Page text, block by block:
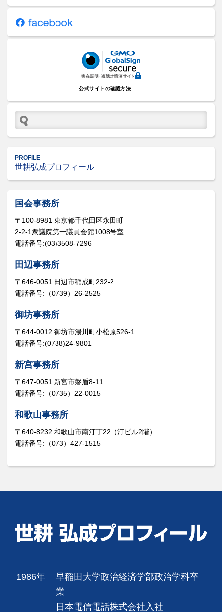
公式サイトの確認方法
PROFILE
世耕弘成プロフィール
国会事務所
〒100-8981 東京都千代田区永田町
2-2-1衆議院第一議員会館1008号室
電話番号:(03)3508-7296
田辺事務所
〒646-0051 田辺市稲成町232-2
電話番号:（0739）26-2525
御坊事務所
〒644-0012 御坊市湯川町小松原526-1
電話番号:(0738)24-9801
新宮事務所
〒647-0051 新宮市磐盾8-11
電話番号:（0735）22-0015
和歌山事務所
〒640-8232 和歌山市南汀丁22（汀ビル2階）
電話番号:（073）427-1515
1986年
早稲田大学政治経済学部政治学科卒
業
日本電信電話株式会社入社